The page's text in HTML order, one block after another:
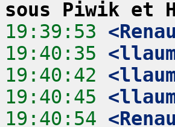
sous Piwik et
19:39:53
19:40:35
19:40:42
19:40:45
19:40:54